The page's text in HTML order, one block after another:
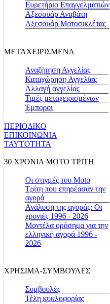
Ευρετήριο Επαγγελματιών
Αξεσουάρ Αναβάτη
Αξεσουάρ Μοτοσικλέτας
ΜΕΤΑΧΕΙΡΙΣΜΕΝΑ
Αναζήτηση Αγγελίας
Καταχώρηση Αγγελίας
Αλλαγή αγγελίας
Τιμές μεταχειρισμένων
Έμποροι
ΠΕΡΙΟΔΙΚΟ
ΕΠΙΚΟΙΝΩΝΙΑ
ΤΑΥΤΟΤΗΤΑ
30 ΧΡΟΝΙΑ MOTO ΤΡΙΤΗ
Οι στιγμές του Moto
Τρίτη που επηρέασαν την
αγορά
Ανάλυση της αγοράς: Οι
χρονιές 1996 - 2026
Μοντέλα ορόσημα για την
ελληνική αγορά 1996 -
2026
ΧΡΗΣΙΜΑ-ΣΥΜΒΟΥΛΕΣ
Συμβουλές
Τέλη κυκλοφορίας